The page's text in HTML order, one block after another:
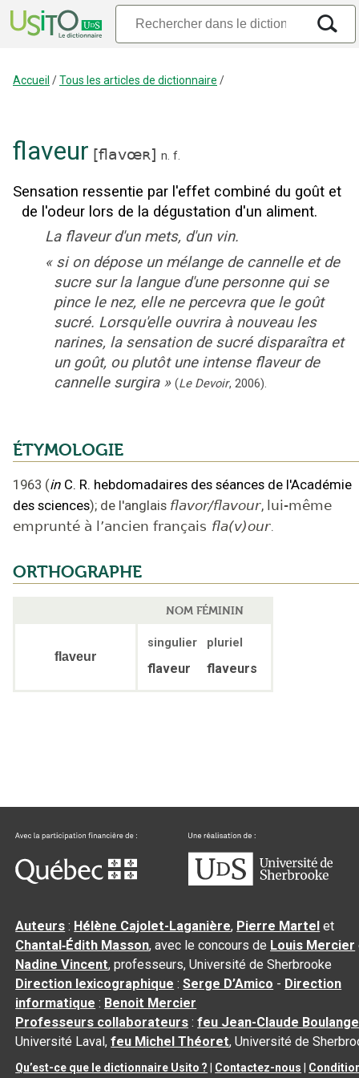
Accueil /Tous les articles de dictionnaire /
flaveur [flavœʀ] n. f.
Sensation ressentie par l'effet combiné du goût et
de l'odeur lors de la dégustation d'un aliment.
La flaveur d'un mets, d'un vin.
« si on dépose un mélange de cannelle et de
sucre sur la langue d'une personne qui se
pince le nez, elle ne percevra que le goût
sucré. Lorsqu'elle ouvrira à nouveau les
narines, la sensation de sucré disparaîtra et
un goût, ou plutôt une intense flaveur de
cannelle surgira » (Le Devoir, 2006).
ÉTYMOLOGIE
1963 (in C. R. hebdomadaires des séances de l'Académie
des sciences); de l'anglais flavor/flavour, lui-même
emprunté à l’ancien français fla(v)our.
ORTHOGRAPHE
NOM FÉMININ
flaveur
singulier pluriel
flaveur flaveurs
Auteurs : Hélène Cajolet-Laganière, Pierre Martel et
Chantal‑Édith Masson, avec le concours de Louis Mercier
Nadine Vincent, professeurs, Université de Sherbrooke
Direction lexicographique :Serge D’Amico - Direction
informatique : Benoit Mercier
Professeurs collaborateurs :feu Jean-Claude
Université Laval,feu Michel Théoret, Université de
Qu’est-ce que le dictionnaire Usito ? Contactez-nous